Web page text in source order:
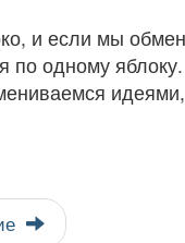
и если мы
по одному